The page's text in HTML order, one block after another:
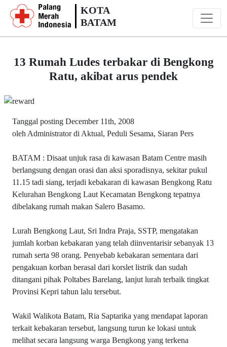
KOTA
BATAM
13 Rumah Ludes terbakar di Bengkong
Ratu, akibat arus pendek
Tanggal posting December 11th, 2008
oleh Administrator di Aktual, Peduli Sesama, Siaran Pers
BATAM : Disaat unjuk rasa di kawasan Batam Centre masih
berlangsung dengan orasi dan aksi sporadisnya, sekitar pukul
11.15 tadi siang, terjadi kebakaran di kawasan Bengkong Ratu
Kelurahan Bengkong Laut Kecamatan Bengkong tepatnya
dibelakang rumah makan Salero Basamo.
Lurah Bengkong Laut, Sri Indra Praja, SSTP, mengatakan
jumlah korban kebakaran yang telah diinventarisir sebanyak 13
rumah serta 98 orang. Penyebab kebakaran sementara dari
pengakuan korban berasal dari korslet listrik dan sudah
ditangani pihak Poltabes Barelang, lanjut lurah terbaik tingkat
Provinsi Kepri tahun lalu tersebut.
Wakil Walikota Batam, Ria Saptarika yang mendapat laporan
terkait kebakaran tersebut, langsung turun ke lokasi untuk
melihat secara langsung warga Bengkong yang terkena